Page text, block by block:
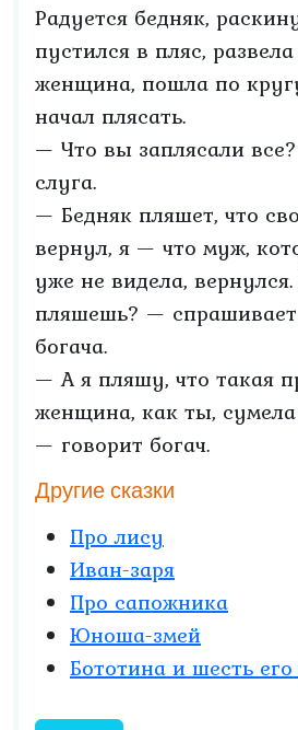
Радуется бедняк,
пустился в пляс,
женщина, пошла по
начал плясать.
— Что вы заплясали
слуга.
— Бедняк пляшет, что
вернул, я — что муж,
уже не видела,
пляшешь? —
богача.
— А я пляшу, что такая
женщина, как ты,
— говорит богач.
Другие сказки
Про лису
Иван-заря
Про сапожника
Юноша-змей
Бототина и шесть